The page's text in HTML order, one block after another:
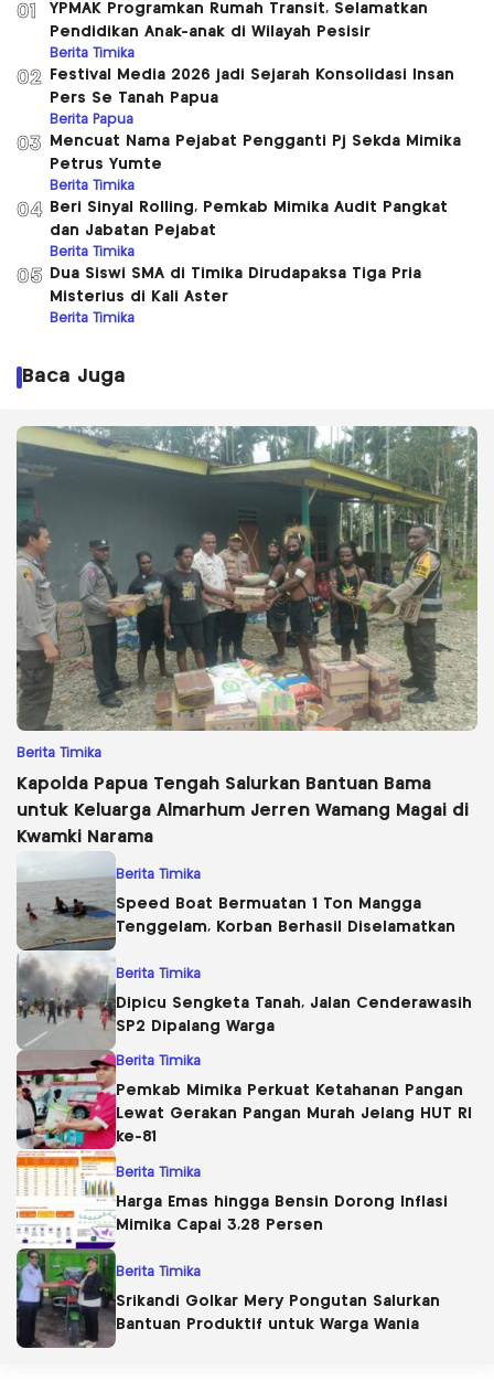
01
YPMAK Programkan Rumah Transit, Selamatkan
Pendidikan Anak-anak di Wilayah Pesisir
Berita Timika
02
Festival Media 2026 jadi Sejarah Konsolidasi Insan
Pers Se Tanah Papua
Berita Papua
03
Mencuat Nama Pejabat Pengganti Pj Sekda Mimika
Petrus Yumte
Berita Timika
04
Beri Sinyal Rolling, Pemkab Mimika Audit Pangkat
dan Jabatan Pejabat
Berita Timika
05
Dua Siswi SMA di Timika Dirudapaksa Tiga Pria
Misterius di Kali Aster
Berita Timika
Baca Juga
Berita Timika
Kapolda Papua Tengah Salurkan Bantuan Bama
untuk Keluarga Almarhum Jerren Wamang Magai di
Kwamki Narama
Berita Timika
Speed Boat Bermuatan 1 Ton Mangga
Tenggelam, Korban Berhasil Diselamatkan
Berita Timika
Dipicu Sengketa Tanah, Jalan Cenderawasih
SP2 Dipalang Warga
Berita Timika
Pemkab Mimika Perkuat Ketahanan Pangan
Lewat Gerakan Pangan Murah Jelang HUT RI
ke-81
Berita Timika
Harga Emas hingga Bensin Dorong Inflasi
Mimika Capai 3,28 Persen
Berita Timika
Srikandi Golkar Mery Pongutan Salurkan
Bantuan Produktif untuk Warga Wania